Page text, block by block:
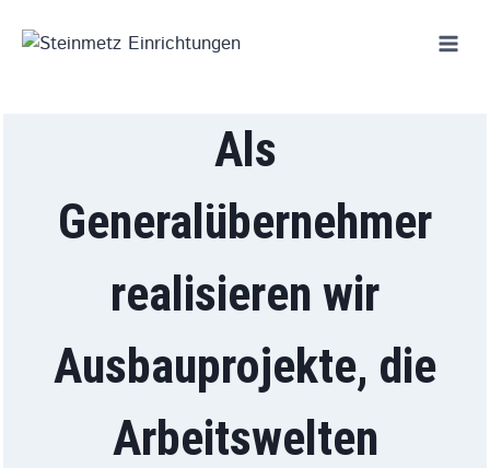
Inhalt
Als
Generalübernehmer
realisieren wir
Ausbauprojekte, die
Arbeitswelten